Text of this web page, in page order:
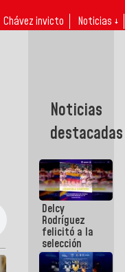
Chávez invicto Noticias ↓
Noticias
destacadas
Delcy
Rodríguez
felicitó a la
selección
nacional
masculina